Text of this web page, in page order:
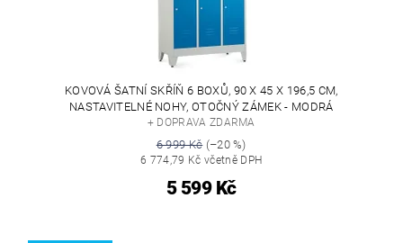
KOVOVÁ ŠATNÍ SKŘÍŇ 6 BOXŮ, 90 X 45 X 196,5 CM,
NASTAVITELNÉ NOHY, OTOČNÝ ZÁMEK - MODRÁ
+ DOPRAVA ZDARMA
6 999 Kč(–20 %)
6 774,79 Kč včetně DPH
5 599 Kč